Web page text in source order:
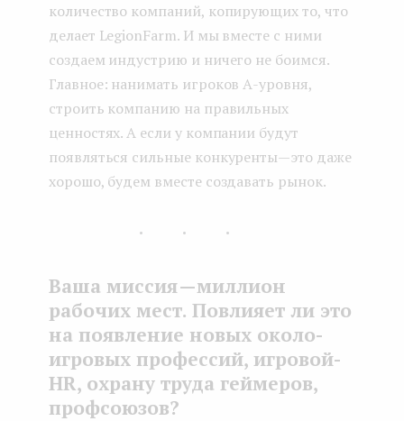
количество компаний, копирующих то, что
делает LegionFarm. И мы вместе с ними
создаем индустрию и ничего не боимся.
Главное: нанимать игроков А-уровня,
строить компанию на правильных
ценностях. А если у компании будут
появляться сильные конкуренты — это даже
хорошо, будем вместе создавать рынок.
...
Ваша миссия — миллион
рабочих мест. Повлияет ли это
на появление новых около-
игровых профессий, игровой-
HR, охрану труда геймеров,
профсоюзов?